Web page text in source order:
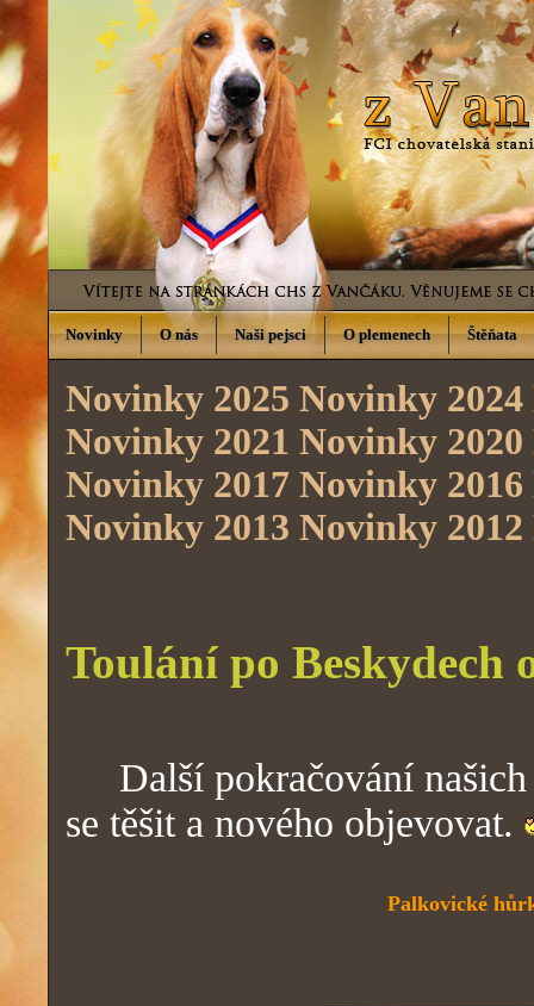
Novinky 2025 Novinky 2024
Novinky 2021 Novinky 2020
Novinky 2017 Novinky 2016
Novinky 2013 Novinky 2012
Toulání po Beskydech
Další pokračování našich
se těšit a nového objevovat.
Palkovické
Novinky O nás Naši pejsci O plemenech Štěňata